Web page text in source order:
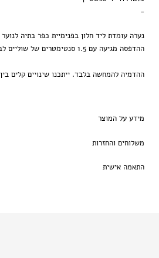
-
נערה עומדת ליד חלון בפנימיית כפר בתיה לנוער
ההדפסה מגיעה עם 1.5 סנטימטרים של שוליים לבנים הנכללים בגודל ההדפסה
ההדמיה להמחשה בלבד. ייתכנו שינויים קלים
מידע על המוצר
משלוחים והחזרות
התאמה אישית